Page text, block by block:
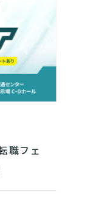
職フェ